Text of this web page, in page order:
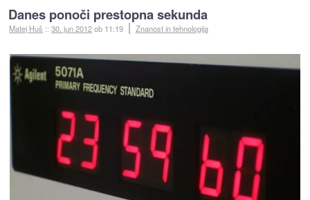
Danes ponoči prestopna sekunda
Matej Huš ::30. jun 2012ob 11:19 Znanost in tehnologija